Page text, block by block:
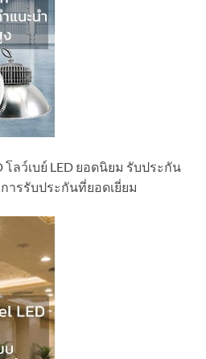
โลว์เบย์ LED ยอดนิยม รับประกัน
ารรับประกันที่ยอดเยี่ยม